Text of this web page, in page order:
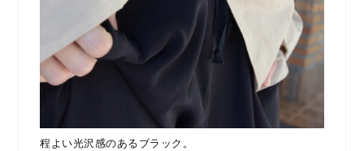
程よい光沢感のあるブラック。